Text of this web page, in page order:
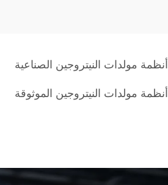
أنظمة مولدات النيتروجين الصناعية
أنظمة مولدات النيتروجين الموثوقة